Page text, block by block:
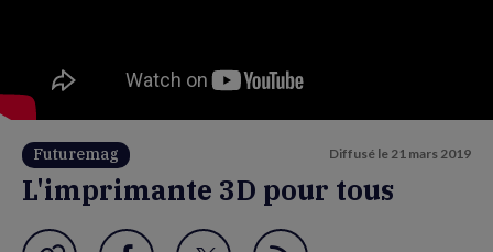
Futuremag Diffusé le 21 mars 2019
L'imprimante 3D pour tous